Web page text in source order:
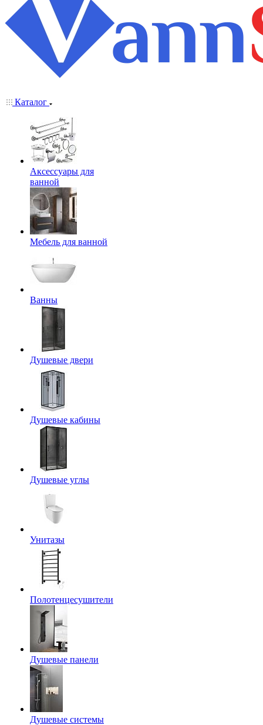
Каталог
Аксессуары для
ванной
Мебель для ванной
Ванны
Душевые двери
Душевые кабины
Душевые углы
Унитазы
Полотенцесушители
Душевые панели
Душевые системы